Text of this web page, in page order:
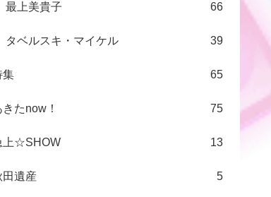
最上美貴子 66
タベルスキ・マイケル 39
集 65
きたnow！ 75
上☆SHOW 13
田遺産 5